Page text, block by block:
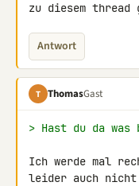
zu diesem
Antwort
T ThomasGast
> Hast du da was
Ich werde mal
leider auch nicht